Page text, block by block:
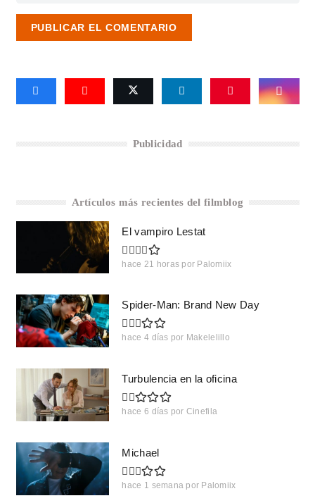
PUBLICAR EL COMENTARIO
Publicidad
Artículos más recientes del filmblog
El vampiro Lestat
hace 21 horas por Palomiix
Spider-Man: Brand New Day
hace 4 días por Makelelillo
Turbulencia en la oficina
hace 6 días por Cinefila
Michael
hace 1 semana por Palomiix